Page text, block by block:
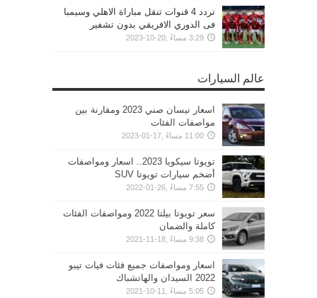
تردد 4 قنوات تنقل مباراة الاهلي وسيمبا
فى الدوري الافريقي بدون تشفير
3:29 مساءً ,20-10-2023
عالم السيارات
اسعار نيسان صني 2023 ومقارنة بين
مواصفات الفئات
11:00 مساءً ,17-01-2023
تويوتا سيكويا 2023.. اسعار ومواصفات
أضخم سيارات تويوتا SUV
7:55 مساءً ,26-01-2022
سعر تويوتا بيلتا 2022 ومواصفات الفئات
كاملة والضمان
9:38 مساءً ,18-11-2021
اسعار ومواصفات جميع فئات فيات تيبو
2022 السيدان والهاتشباك
5:05 مساءً ,11-10-2021